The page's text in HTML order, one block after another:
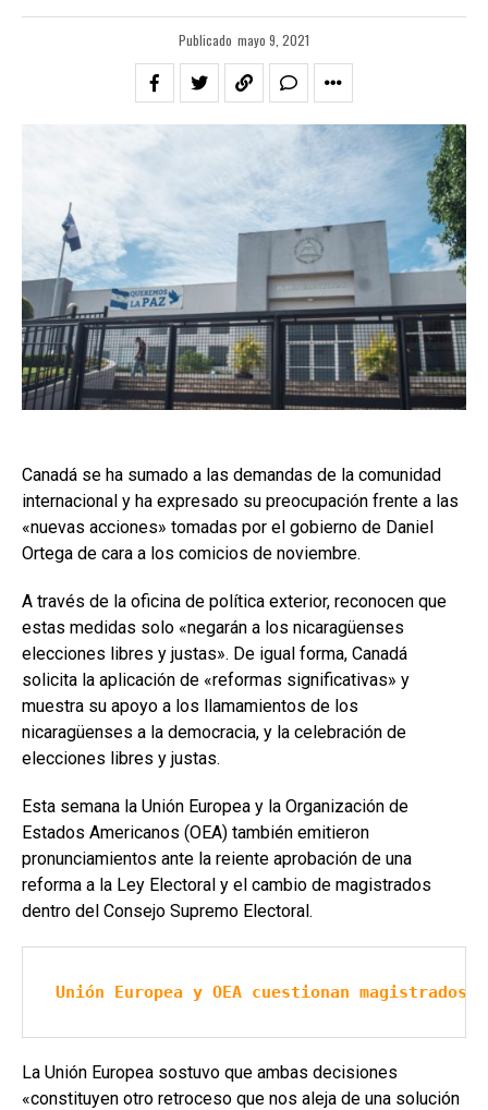
Publicado mayo 9, 2021
Canadá se ha sumado a las demandas de la comunidad
internacional y ha expresado su preocupación frente a las
«nuevas acciones» tomadas por el gobierno de Daniel
Ortega de cara a los comicios de noviembre.
A través de la oficina de política exterior, reconocen que
estas medidas solo «negarán a los nicaragüenses
elecciones libres y justas». De igual forma, Canadá
solicita la aplicación de «reformas significativas» y
muestra su apoyo a los llamamientos de los
nicaragüenses a la democracia, y la celebración de
elecciones libres y justas.
Esta semana la Unión Europea y la Organización de
Estados Americanos (OEA) también emitieron
pronunciamientos ante la reiente aprobación de una
reforma a la Ley Electoral y el cambio de magistrados
dentro del Consejo Supremo Electoral.
Unión Europea y OEA cuestionan
La Unión Europea sostuvo que ambas decisiones
«constituyen otro retroceso que nos aleja de una solución